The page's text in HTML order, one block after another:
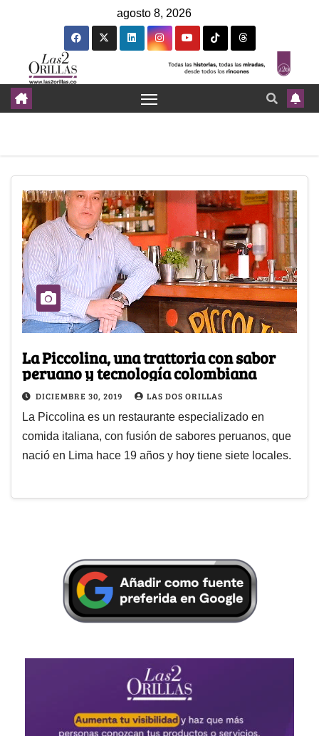
agosto 8, 2026
La Piccolina, una trattoria con sabor
peruano y tecnología colombiana
DICIEMBRE 30, 2019 LAS DOS ORILLAS
La Piccolina es un restaurante especializado en
comida italiana, con fusión de sabores peruanos, que
nació en Lima hace 19 años y hoy tiene siete locales.